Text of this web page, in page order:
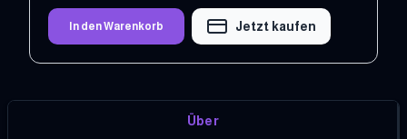
In den Warenkorb Jetzt kaufen
Über